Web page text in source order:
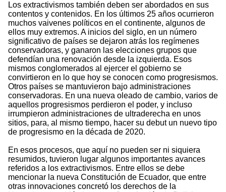
Los extractivismos también deben ser abordados en sus
contentos y contenidos. En los últimos 25 años ocurrieron
muchos vaivenes políticos en el continente, algunos de
ellos muy extremos. A inicios del siglo, en un número
significativo de países se dejaron atrás los regímenes
conservadoras, y ganaron las elecciones grupos que
defendían una renovación desde la izquierda. Esos
mismos conglomerados al ejercer el gobierno se
convirtieron en lo que hoy se conocen como progresismos.
Otros países se mantuvieron bajo administraciones
conservadoras. En una nueva oleado de cambio, varios de
aquellos progresismos perdieron el poder, y incluso
irrumpieron administraciones de ultraderecha en unos
sitios, para, al mismo tiempo, hacer su debut un nuevo tipo
de progresismo en la década de 2020.
En esos procesos, que aquí no pueden ser ni siquiera
resumidos, tuvieron lugar algunos importantes avances
referidos a los extractivismos. Entre ellos se debe
mencionar la nueva Constitución de Ecuador, que entre
otras innovaciones concretó los derechos de la